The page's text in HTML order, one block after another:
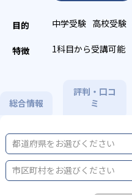
中学受験 高校受験
1科目から受講可能
総合情報
評判・口コ
ミ
都道府県をお選びください
市区町村をお選びください